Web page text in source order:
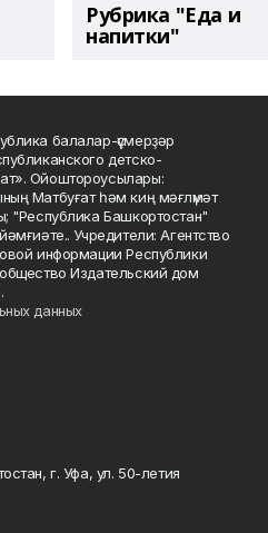
Рубрика "Еда и
напитки"
балалар-үҫмерҙәр
детско-
Ойоштороусылары:
Матбуғат һәм киң мәғлүмәт
"Республика Башкортостан"
Учредители: Агентство
информации Республики
Издательский дом
данных
г. Уфа, ул. 50-летия